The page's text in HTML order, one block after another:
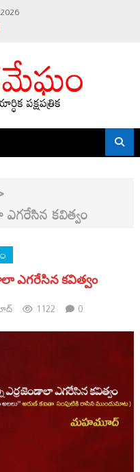
కవిత్వం
ఎగరేసిన కవిత్వం
1122 0